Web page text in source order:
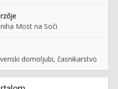
Most na Soči
domoljubi, časnikarstvo